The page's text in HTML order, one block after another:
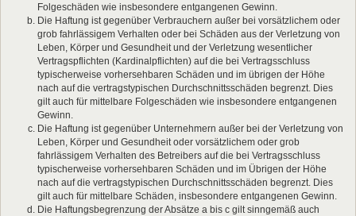
Folgeschäden wie insbesondere entgangenen Gewinn.
Die Haftung ist gegenüber Verbrauchern außer bei vorsätzlichem oder
grob fahrlässigem Verhalten oder bei Schäden aus der Verletzung von
Leben, Körper und Gesundheit und der Verletzung wesentlicher
Vertragspflichten (Kardinalpflichten) auf die bei Vertragsschluss
typischerweise vorhersehbaren Schäden und im übrigen der Höhe
nach auf die vertragstypischen Durchschnittsschäden begrenzt. Dies
gilt auch für mittelbare Folgeschäden wie insbesondere entgangenen
Gewinn.
Die Haftung ist gegenüber Unternehmern außer bei der Verletzung von
Leben, Körper und Gesundheit oder vorsätzlichem oder grob
fahrlässigem Verhalten des Betreibers auf die bei Vertragsschluss
typischerweise vorhersehbaren Schäden und im Übrigen der Höhe
nach auf die vertragstypischen Durchschnittsschäden begrenzt. Dies
gilt auch für mittelbare Schäden, insbesondere entgangenen Gewinn.
Die Haftungsbegrenzung der Absätze a bis c gilt sinngemäß auch